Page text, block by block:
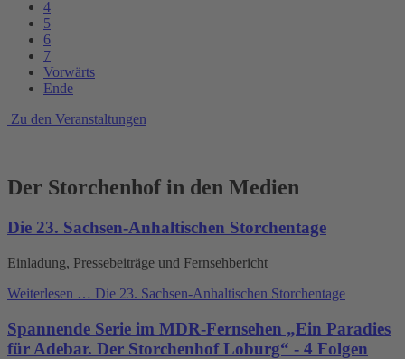
4
5
6
7
Vorwärts
Ende
Zu den Veranstaltungen
Der Storchenhof in den Medien
Die 23. Sachsen-Anhaltischen Storchentage
Einladung, Pressebeiträge und Fernsehbericht
Weiterlesen … Die 23. Sachsen-Anhaltischen Storchentage
Spannende Serie im MDR-Fernsehen „Ein Paradies
für Adebar. Der Storchenhof Loburg“ - 4 Folgen